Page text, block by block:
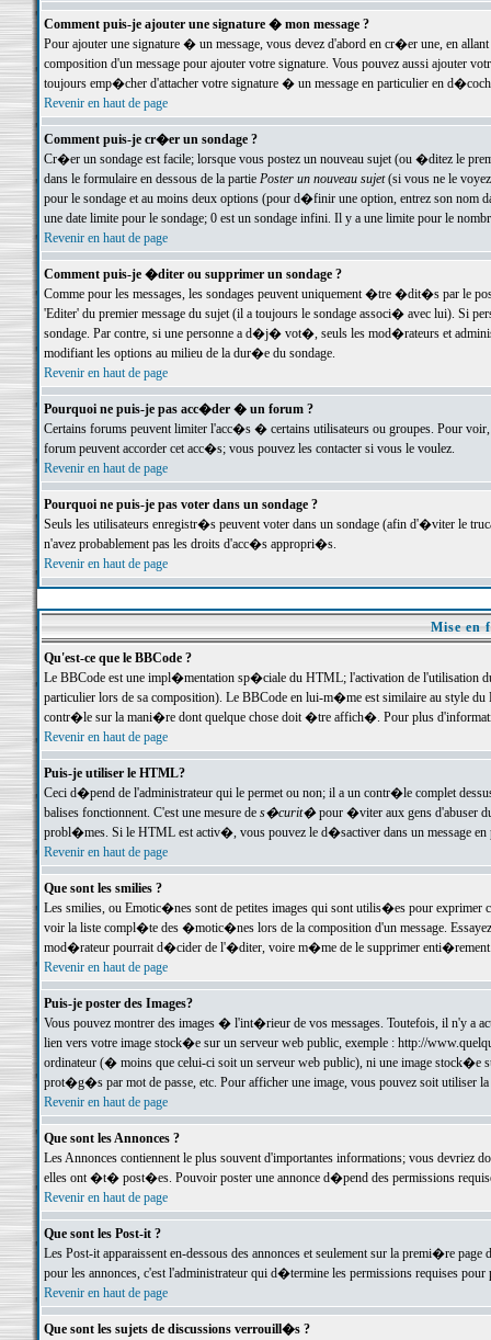
Comment puis-je ajouter une signature � mon message ?
Pour ajouter une signature � un message, vous devez d'abord en cr�er une, en
composition d'un message pour ajouter votre signature. Vous pouvez aussi ajouter
toujours emp�cher d'attacher votre signature � un message en particulier en
Revenir en haut de page
Comment puis-je cr�er un sondage ?
Cr�er un sondage est facile; lorsque vous postez un nouveau sujet (ou �ditez le
dans le formulaire en dessous de la partie Poster un nouveau sujet(si vous ne le voyez
pour le sondage et au moins deux options (pour d�finir une option, entrez son nom
une date limite pour le sondage; 0 est un sondage infini. Il y a une limite pour le
Revenir en haut de page
Comment puis-je �diter ou supprimer un sondage ?
Comme pour les messages, les sondages peuvent uniquement �tre �dit�s par le
'Editer' du premier message du sujet (il a toujours le sondage associ� avec lui). Si
sondage. Par contre, si une personne a d�j� vot�, seuls les mod�rateurs et
modifiant les options au milieu de la dur�e du sondage.
Revenir en haut de page
Pourquoi ne puis-je pas acc�der � un forum ?
Certains forums peuvent limiter l'acc�s � certains utilisateurs ou groupes. Pour
forum peuvent accorder cet acc�s; vous pouvez les contacter si vous le voulez.
Revenir en haut de page
Pourquoi ne puis-je pas voter dans un sondage ?
Seuls les utilisateurs enregistr�s peuvent voter dans un sondage (afin d'�viter le
n'avez probablement pas les droits d'acc�s appropri�s.
Revenir en haut de page
Mise en
Qu'est-ce que le BBCode ?
Le BBCode est une impl�mentation sp�ciale du HTML; l'activation de l'utilisation
particulier lors de sa composition). Le BBCode en lui-m�me est similaire au style
contr�le sur la mani�re dont quelque chose doit �tre affich�. Pour plus
Revenir en haut de page
Puis-je utiliser le HTML?
Ceci d�pend de l'administrateur qui le permet ou non; il a un contr�le complet
balises fonctionnent. C'est une mesure de s�curit�pour �viter aux gens d'abuser
probl�mes. Si le HTML est activ�, vous pouvez le d�sactiver dans un message en
Revenir en haut de page
Que sont les smilies ?
Les smilies, ou Emotic�nes sont de petites images qui sont utilis�es pour exprimer
voir la liste compl�te des �motic�nes lors de la composition d'un message.
mod�rateur pourrait d�cider de l'�diter, voire m�me de le supprimer
Revenir en haut de page
Puis-je poster des Images?
Vous pouvez montrer des images � l'int�rieur de vos messages. Toutefois, il n'y a
lien vers votre image stock�e sur un serveur web public, exemple : http://
ordinateur (� moins que celui-ci soit un serveur web public), ni une image stock�e
prot�g�s par mot de passe, etc. Pour afficher une image, vous pouvez soit
Revenir en haut de page
Que sont les Annonces ?
Les Annonces contiennent le plus souvent d'importantes informations; vous devriez
elles ont �t� post�es. Pouvoir poster une annonce d�pend des permissions
Revenir en haut de page
Que sont les Post-it ?
Les Post-it apparaissent en-dessous des annonces et seulement sur la premi�re
pour les annonces, c'est l'administrateur qui d�termine les permissions requises pour
Revenir en haut de page
Que sont les sujets de discussions verrouill�s ?